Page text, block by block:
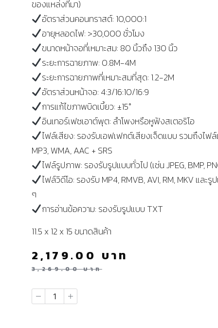
ของแหล่งที่มา)
อัตราส่วนคอนทราสต์: 10,000:1
อายุหลอดไฟ: >30,000 ชั่วโมง
ขนาดหน้าจอที่เหมาะสม: 80 นิ้วถึง 130 นิ้ว
ระยะการฉายภาพ: 0.8M-4M
ระยะการฉายภาพที่เหมาะสมที่สุด: 1.2-2M
อัตราส่วนหน้าจอ: 4:3/16:10/16:9
การแก้ไขภาพบิดเบี้ยว: ±15°
อินเทอร์เฟซเอาต์พุต: ลำโพงหรือหูฟังสเตอริโอ
ไฟล์เสียง: รองรับเอฟเฟกต์เสียงเจ็ดแบบ รวมถึงไฟ
MP3, WMA, AAC + SRS
ไฟล์รูปภาพ: รองรับรูปแบบทั่วไป (เช่น JPEG, BMP,
ไฟล์วิดีโอ: รองรับ MP4, RMVB, AVI, RM, MKV และรู
ๆ
การอ่านข้อความ: รองรับรูปแบบ TXT
11.5 x 12 x 15 ขนาดสินค้า
3,269.00บาท
2,179.00 บาท